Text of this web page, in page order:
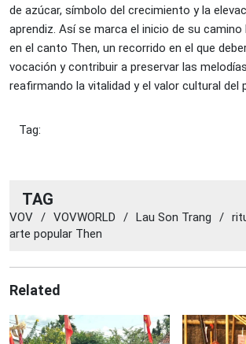
de azúcar, símbolo del crecimiento y la
aprendiz. Así se marca el inicio de su
en el canto Then, un recorrido en el que
vocación y contribuir a preservar las
reafirmando la vitalidad y el valor cultural del
Tag:
TAG
VOV / VOVWORLD / Lau Son Trang /
arte popular Then
Related